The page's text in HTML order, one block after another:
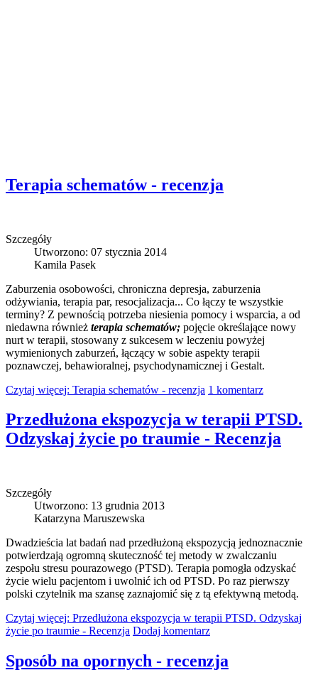
Terapia schematów - recenzja
Szczegóły
Utworzono: 07 stycznia 2014
Kamila Pasek
Zaburzenia osobowości, chroniczna depresja, zaburzenia
odżywiania, terapia par, resocjalizacja... Co łączy te wszystkie
terminy? Z pewnością potrzeba niesienia pomocy i wsparcia, a od
niedawna również terapia schematów; pojęcie określające nowy
nurt w terapii, stosowany z sukcesem w leczeniu powyżej
wymienionych zaburzeń, łączący w sobie aspekty terapii
poznawczej, behawioralnej, psychodynamicznej i Gestalt.
Czytaj więcej: Terapia schematów - recenzja 1 komentarz
Przedłużona ekspozycja w terapii PTSD.
Odzyskaj życie po traumie - Recenzja
Szczegóły
Utworzono: 13 grudnia 2013
Katarzyna Maruszewska
Dwadzieścia lat badań nad przedłużoną ekspozycją jednoznacznie
potwierdzają ogromną skuteczność tej metody w zwalczaniu
zespołu stresu pourazowego (PTSD). Terapia pomogła odzyskać
życie wielu pacjentom i uwolnić ich od PTSD. Po raz pierwszy
polski czytelnik ma szansę zaznajomić się z tą efektywną metodą.
Czytaj więcej: Przedłużona ekspozycja w terapii PTSD. Odzyskaj
życie po traumie - Recenzja Dodaj komentarz
Sposób na opornych - recenzja